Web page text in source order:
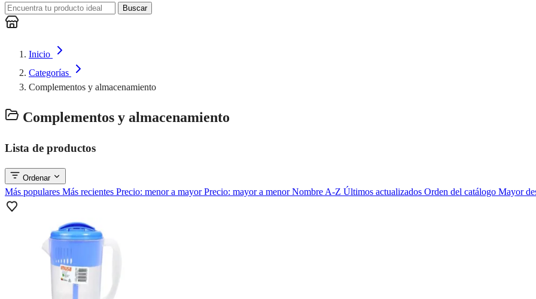
Buscar
Inicio
Categorías
Complementos y almacenamiento
Complementos y almacenamiento
Lista de productos
Ordenar
Más populares Más recientes Precio: menor a mayorPrecio: mayor a menorNombre A-Z Últimos actualizados Orden del catálogo Mayor